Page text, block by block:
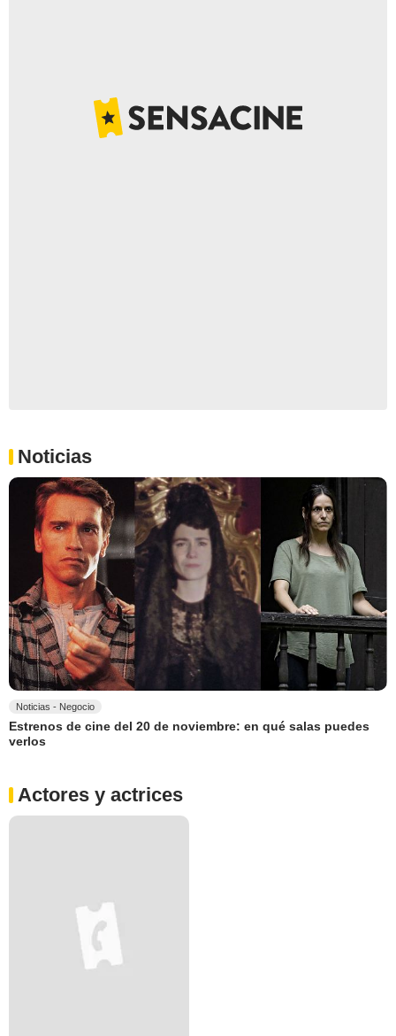
Noticias
Noticias - Negocio
Estrenos de cine del 20 de noviembre: en qué salas puedes
verlos
Actores y actrices